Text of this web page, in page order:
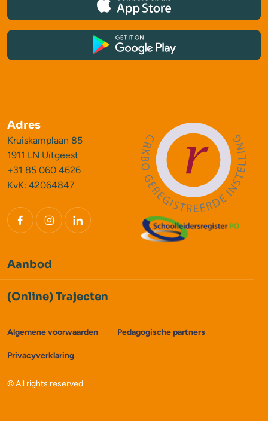
Adres
Kruiskamplaan 85
1911 LN Uitgeest
+31 85 060 4626
KvK: 42064847
Aanbod
(Online) Trajecten
Algemene voorwaarden Pedagogische partners
Privacyverklaring
© All rights reserved.